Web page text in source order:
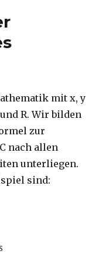
mit x, y
und R. Wir bilden
zur
nach allen
unterliegen.
sind: